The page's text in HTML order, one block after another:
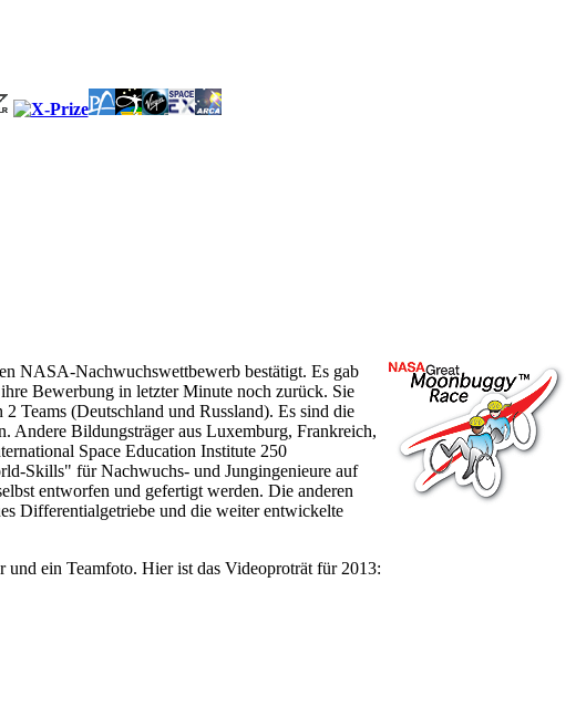
NASA-Nachwuchswettbewerb bestätigt. Es gab
Bewerbung in letzter Minute noch zurück. Sie
Teams (Deutschland und Russland). Es sind die
Andere Bildungsträger aus Luxemburg, Frankreich,
Space Education Institute 250
Skills" für Nachwuchs- und Jungingenieure auf
entworfen und gefertigt werden. Die anderen
Differentialgetriebe und die weiter entwickelte
ein Teamfoto. Hier ist das Videoproträt für 2013: